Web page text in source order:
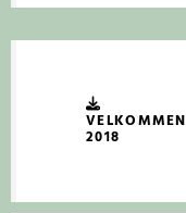
VELKOMMEN
2018